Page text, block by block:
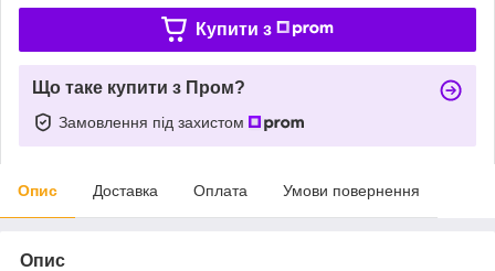
Купити з
Що таке купити з Пром?
Замовлення під захистом
Опис Доставка Оплата Умови повернення
Опис